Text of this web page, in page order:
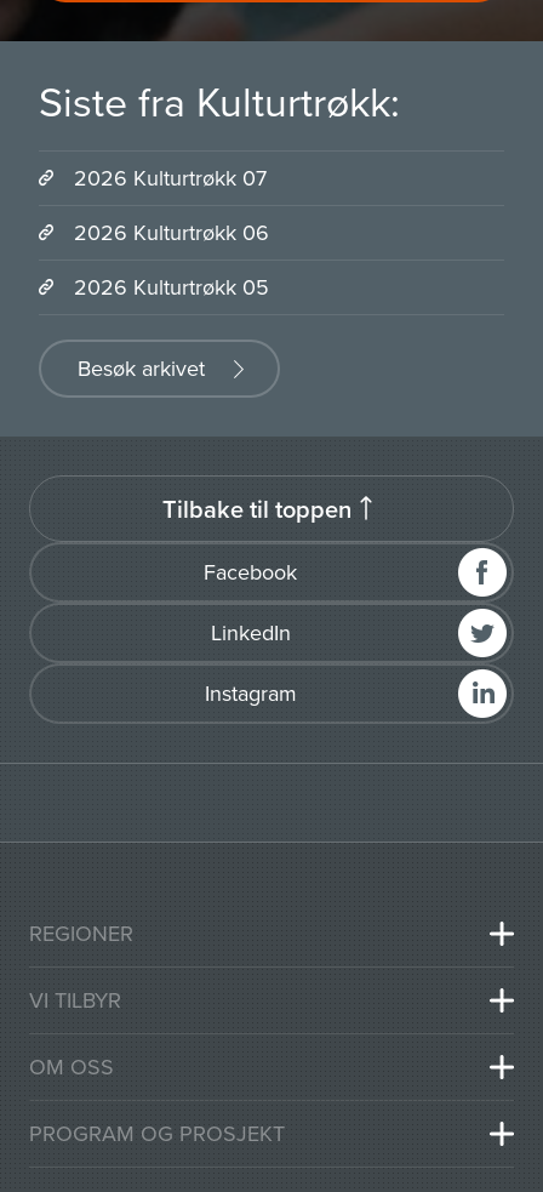
Siste fra Kulturtrøkk:
2026 Kulturtrøkk 07
2026 Kulturtrøkk 06
2026 Kulturtrøkk 05
Besøk arkivet
Facebook
LinkedIn
Instagram
Tilbake til toppen
REGIONER
VI TILBYR
OM OSS
PROGRAM OG PROSJEKT